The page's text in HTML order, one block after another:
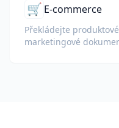
🛒 E-commerce
Překládejte
marketingové